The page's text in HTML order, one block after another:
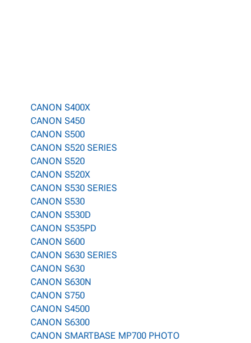
CANON S400X
CANON S450
CANON S500
CANON S520 SERIES
CANON S520
CANON S520X
CANON S530 SERIES
CANON S530
CANON S530D
CANON S535PD
CANON S600
CANON S630 SERIES
CANON S630
CANON S630N
CANON S750
CANON S4500
CANON S6300
CANON SMARTBASE MP700 PHOTO